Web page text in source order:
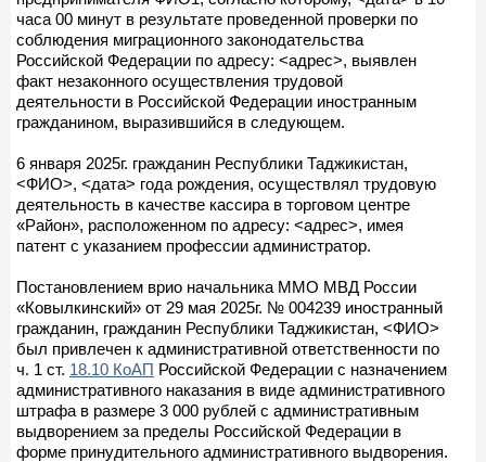
часа 00 минут в результате проведенной проверки по
соблюдения миграционного законодательства
Российской Федерации по адресу: <адрес>, выявлен
факт незаконного осуществления трудовой
деятельности в Российской Федерации иностранным
гражданином, выразившийся в следующем.
6 января 2025г. гражданин Республики Таджикистан,
<ФИО>, <дата> года рождения, осуществлял трудовую
деятельность в качестве кассира в торговом центре
«Район», расположенном по адресу: <адрес>, имея
патент с указанием профессии администратор.
Постановлением врио начальника ММО МВД России
«Ковылкинский» от 29 мая 2025г. № 004239 иностранный
гражданин, гражданин Республики Таджикистан, <ФИО>
был привлечен к административной ответственности по
ч. 1 ст. 18.10 КоАП Российской Федерации с назначением
административного наказания в виде административного
штрафа в размере 3 000 рублей с административным
выдворением за пределы Российской Федерации в
форме принудительного административного выдворения.